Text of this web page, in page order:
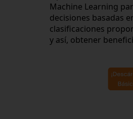
Machine Learning
decisiones basadas
clasificaciones
y así, obtener